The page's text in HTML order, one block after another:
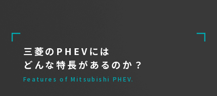
三菱のPHEVには
どんな特長があるのか？
Features of Mitsubishi PHEV.